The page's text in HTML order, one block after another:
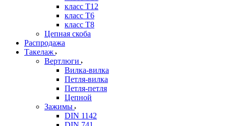
класс Т12
класс Т6
класс Т8
Цепная скоба
Распродажа
Такелаж
Вертлюги
Вилка-вилка
Петля-вилка
Петля-петля
Цепной
Зажимы
DIN 1142